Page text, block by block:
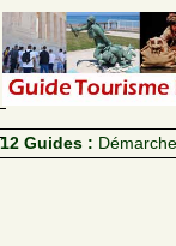
12 Guides :